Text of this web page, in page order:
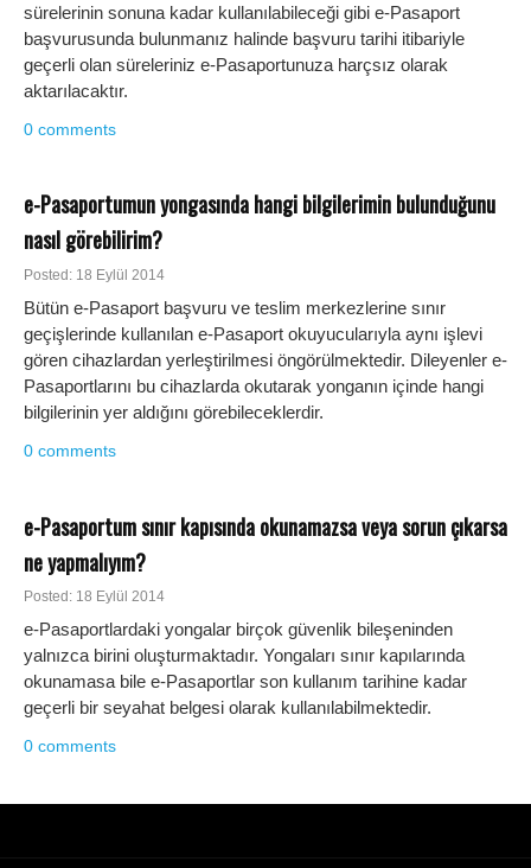
sürelerinin sonuna kadar kullanılabileceği gibi e-Pasaport
başvurusunda bulunmanız halinde başvuru tarihi itibariyle
geçerli olan süreleriniz e-Pasaportunuza harçsız olarak
aktarılacaktır.
0 comments
e-Pasaportumun yongasında hangi bilgilerimin bulunduğunu
nasıl görebilirim?
Posted: 18 Eylül 2014
Bütün e-Pasaport başvuru ve teslim merkezlerine sınır
geçişlerinde kullanılan e-Pasaport okuyucularıyla aynı işlevi
gören cihazlardan yerleştirilmesi öngörülmektedir. Dileyenler e-
Pasaportlarını bu cihazlarda okutarak yonganın içinde hangi
bilgilerinin yer aldığını görebileceklerdir.
0 comments
e-Pasaportum sınır kapısında okunamazsa veya sorun çıkarsa
ne yapmalıyım?
Posted: 18 Eylül 2014
e-Pasaportlardaki yongalar birçok güvenlik bileşeninden
yalnızca birini oluşturmaktadır. Yongaları sınır kapılarında
okunamasa bile e-Pasaportlar son kullanım tarihine kadar
geçerli bir seyahat belgesi olarak kullanılabilmektedir.
0 comments